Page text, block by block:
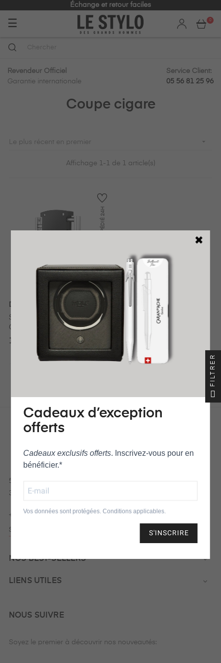
Échange et retour faciles
Basculer
navigation
☰ 0
Revendeur Officiel
Garantie internationale
Service Client:
05 56 81 25 96
Coupe cigare
Le plus récent en premier 
Affichage 1-1 de 1 article(s)
EXPÉDIÉ
24H
Dupont
S.T. DUPONT COUPE-
CIGARE GUILLOTINE NOIR
170,00 €
5 Pl. des Grands Hommes,
33000 Bordeaux
+33 5 56 81 25 96
Service client
NOS BEST-SELLERS 
LIENS UTILES 
NOUS SUIVRE
Soyez le premier à découvrir nos nouveautés:
Cadeaux d’exception
offerts
Cadeaux exclusifs offerts. Inscrivez‑vous pour en
bénéficier.*
Vos données sont protégées. Conditions applicables.
S'INSCRIRE
FILTRER